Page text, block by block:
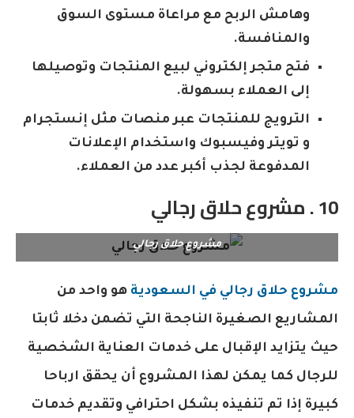
وهامش الربح مع مراعاة مستوى السوق
والمنافسة.
فتح متجر إلكتروني لبيع المنتجات وتوصيلها
إلى العملاء بسهولة.
الترويج للمنتجات عبر منصات مثل إنستجرام
و تويتر وفيسبوك واستخدام الإعلانات
المدفوعة لجذب أكبر عدد من العملاء.
10 . مشروع حلاق رجالي
مشروع حلاق رجالي
مشروع حلاق رجالي في السعودية هو واحد من
المشاريع الصغيرة الناجحة التي تضمن دخلا ثابتا
حيث يتزايد الإقبال على خدمات العناية الشخصية
للرجال كما يمكن لهذا المشروع أن يحقق ارباحا
كبيرة إذا تم تنفيذه بشكل احترافي وتقديم خدمات